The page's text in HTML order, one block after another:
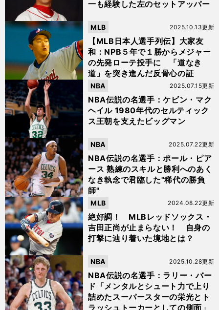
一も経験した左のセットアッパー
【MLB日本人選手列伝】大家友
和：NPB５年で１勝からメジャー
の先発ローテ投手に 「道なき
道」を突き進んだ反骨心の証
2025.10.13更新
MLB
NBA伝説の名選手：ケビン・マク
ヘイル 1980年代のセルティック
ス王朝を支えたビッグマン
2025.07.15更新
NBA
NBA伝説の名選手：ポール・ピア
ース 熟練のスキルと勝利へのあく
なき執念で君臨した"稀代の勝負
師"
2025.07.22更新
NBA
絶好調！ MLBレッドソックス・
吉田正尚が止まらない！ 自身の
打撃に辿り着いた境地とは？
2024.08.22更新
MLB
NBA伝説の名選手：ラリー・バー
ド「メンタルとシュート力で上り
詰めたスーパースターの栄光とト
ラッシュトーカーとしての側面」
2025.10.28更新
NBA